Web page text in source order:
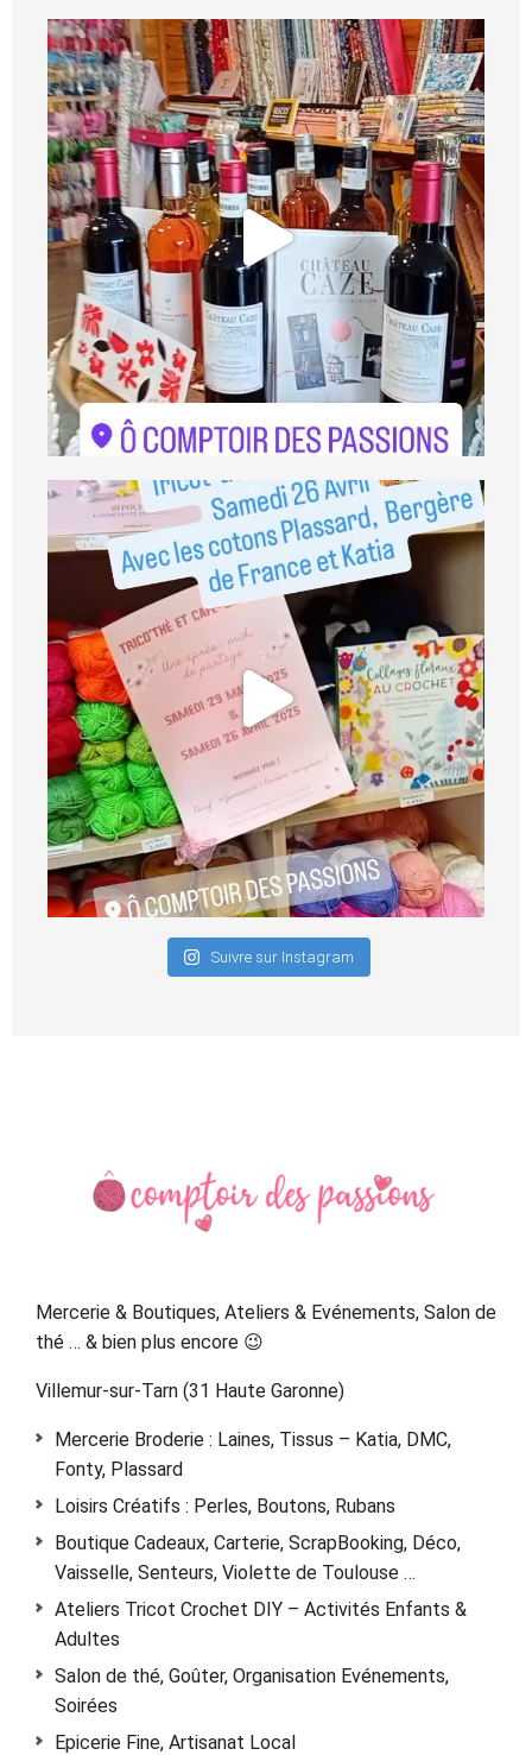
Suivre sur Instagram
Sidebar
Mercerie & Boutiques, Ateliers & Evénements, Salon de
thé … & bien plus encore 😉
Villemur-sur-Tarn (31 Haute Garonne)
Mercerie Broderie : Laines, Tissus – Katia, DMC,
Fonty, Plassard
Loisirs Créatifs : Perles, Boutons, Rubans
Boutique Cadeaux, Carterie, ScrapBooking, Déco,
Vaisselle, Senteurs, Violette de Toulouse …
Ateliers Tricot Crochet DIY – Activités Enfants &
Adultes
Salon de thé, Goûter, Organisation Evénements,
Soirées
Epicerie Fine, Artisanat Local